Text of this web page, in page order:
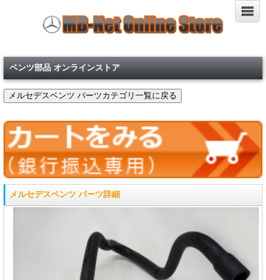
ベンツ部品 オンラインストア
メルセデスベンツ パーツ詳細